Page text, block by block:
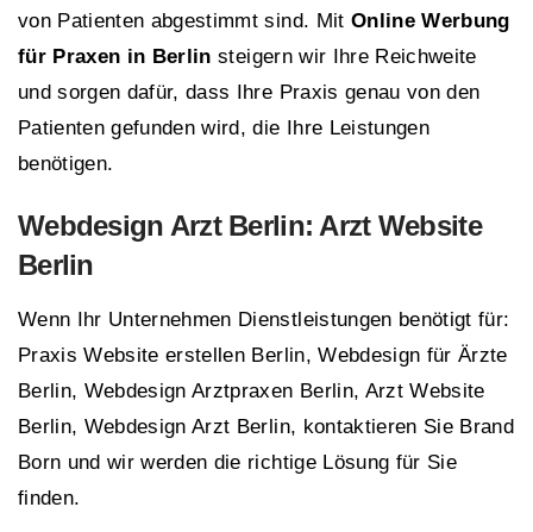
von Patienten abgestimmt sind. Mit Online Werbung
für Praxen in Berlin steigern wir Ihre Reichweite
und sorgen dafür, dass Ihre Praxis genau von den
Patienten gefunden wird, die Ihre Leistungen
benötigen.
Webdesign Arzt Berlin: Arzt Website
Berlin
Wenn Ihr Unternehmen Dienstleistungen benötigt für:
Praxis Website erstellen Berlin, Webdesign für Ärzte
Berlin, Webdesign Arztpraxen Berlin, Arzt Website
Berlin, Webdesign Arzt Berlin, kontaktieren Sie Brand
Born und wir werden die richtige Lösung für Sie
finden.